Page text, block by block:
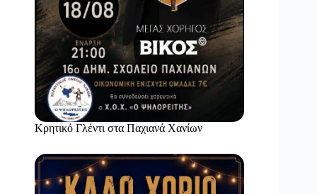
Κρητικό Γλέντι στα Παχιανά Χανίων